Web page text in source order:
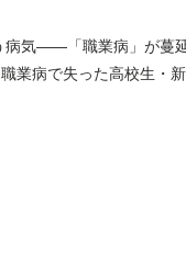
病気――「職業病」が蔓
業病で失った高校生・新